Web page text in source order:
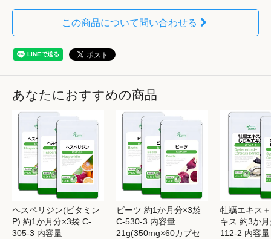
この商品について問い合わせる
あなたにおすすめの商品
ヘスペリジン(ビタミン
P) 約1か月分×3袋 C-
305-3 内容量
ビーツ 約1か月分×3袋
C-530-3 内容量
21g(350mg×60カプセ
牡蠣エキス
キス 約3か
112-2 内容量